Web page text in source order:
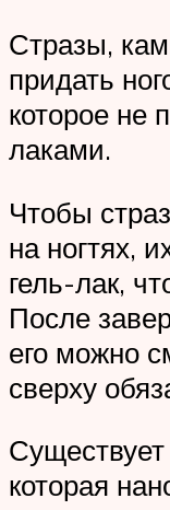
Стразы,
придать
которое не
лаками.
Чтобы
на ногтях,
гель-лак,
После
его можно
сверху
которая